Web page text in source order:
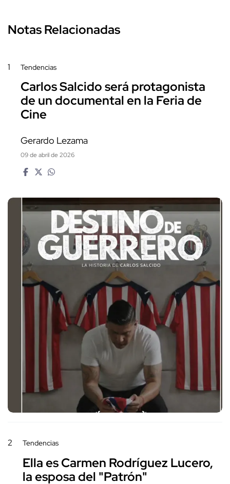
Notas Relacionadas
1 Tendencias
Carlos Salcido será protagonista
de un documental en la Feria de
Cine
Gerardo Lezama
09 de abril de 2026
2 Tendencias
Ella es Carmen Rodríguez Lucero,
la esposa del "Patrón"